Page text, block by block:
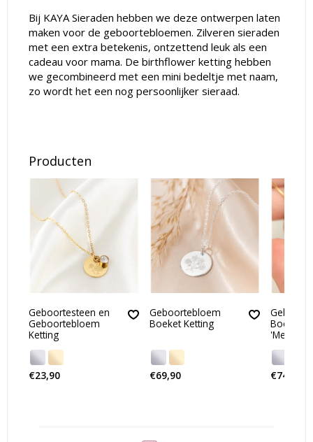
Bij KAYA Sieraden hebben we deze ontwerpen laten
maken voor de geboortebloemen. Zilveren sieraden
met een extra betekenis, ontzettend leuk als een
cadeau voor mama. De birthflower ketting hebben
we gecombineerd met een mini bedeltje met naam,
zo wordt het een nog persoonlijker sieraad.
Producten
Geboortesteen en
Geboortebloem
Ketting
€23,90
Geboortebloem
Boeket Ketting
€69,90
Boeket
€74,90